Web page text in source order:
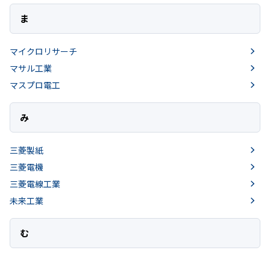
ま
マイクロリサーチ
マサル工業
マスプロ電工
み
三菱製紙
三菱電機
三菱電線工業
未来工業
む